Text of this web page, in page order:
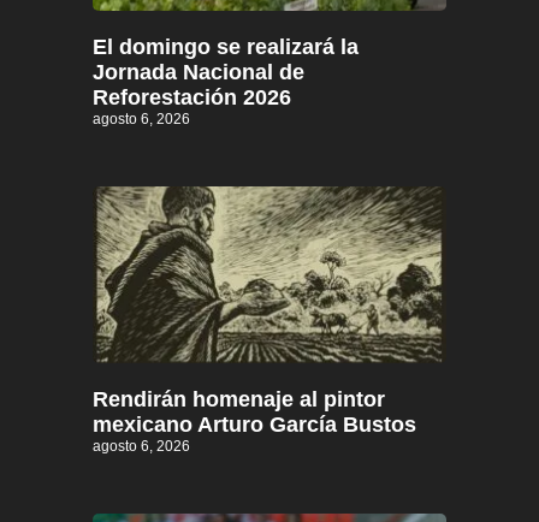
El domingo se realizará la
Jornada Nacional de
Reforestación 2026
agosto 6, 2026
Rendirán homenaje al pintor
mexicano Arturo García Bustos
agosto 6, 2026